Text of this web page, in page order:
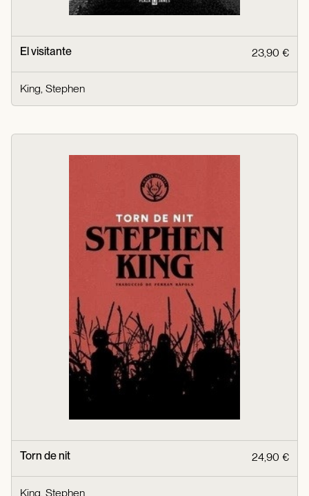
El visitante 23,90 €
King, Stephen
Torn de nit 24,90 €
King, Stephen